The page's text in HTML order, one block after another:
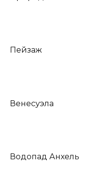
Пейзаж
Венесуэла
Водопад Анхель